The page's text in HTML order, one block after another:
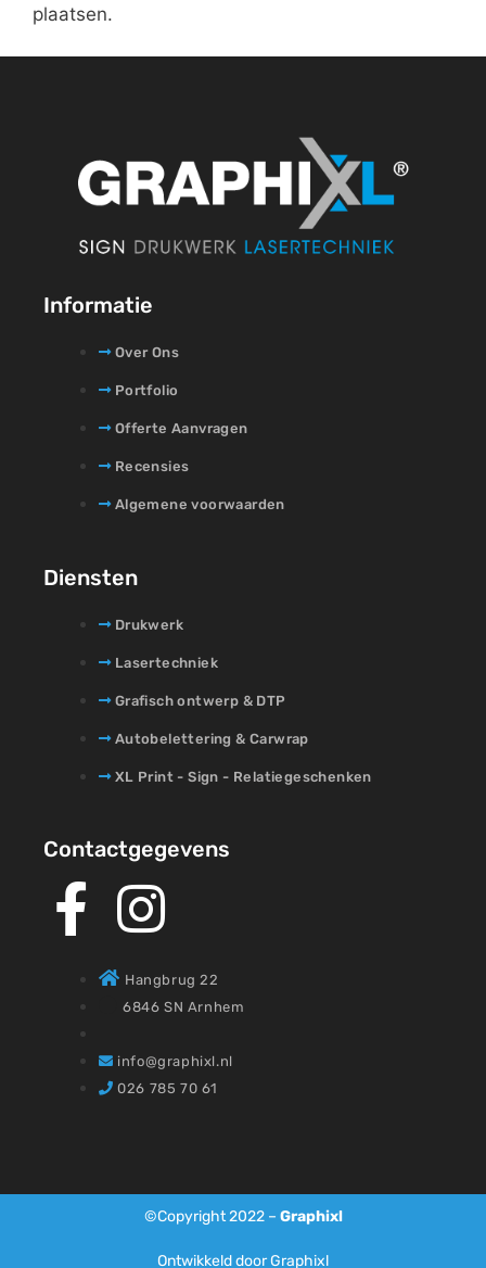
plaatsen.
Informatie
Over Ons
Portfolio
Offerte Aanvragen
Recensies
Algemene voorwaarden
Diensten
Drukwerk
Lasertechniek
Grafisch ontwerp & DTP
Autobelettering & Carwrap
XL Print - Sign - Relatiegeschenken
Contactgegevens
Hangbrug 22
6846 SN Arnhem
info@graphixl.nl
026 785 70 61
©Copyright 2022 – Graphixl
Ontwikkeld door Graphixl